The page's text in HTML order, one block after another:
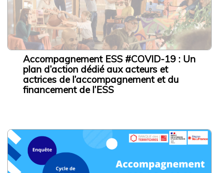
Accompagnement ESS #COVID-19 : Un
plan d’action dédié aux acteurs et
actrices de l’accompagnement et du
financement de l’ESS